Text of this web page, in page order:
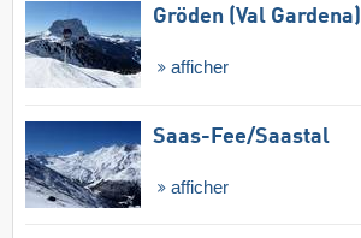
Gröden (Val Gardena)
afficher
Saas-Fee/​Saastal
afficher